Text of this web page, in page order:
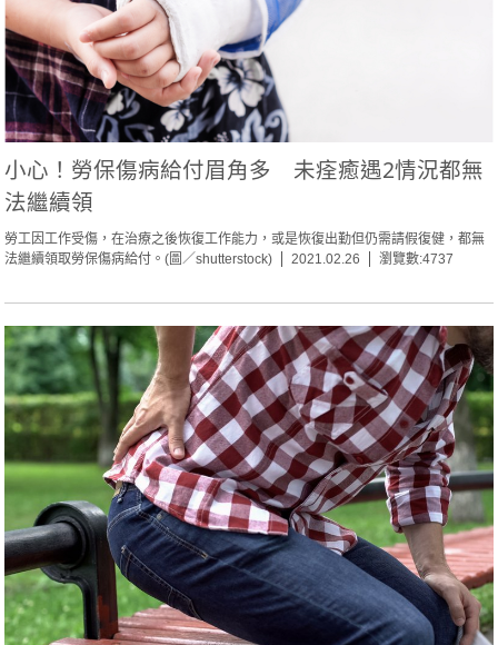
小心！勞保傷病給付眉角多 未痊癒遇2情況都無
法繼續領
勞工因工作受傷，在治療之後恢復工作能力，或是恢復出勤但仍需請假復健，都無
法繼續領取勞保傷病給付。(圖／shutterstock)
2021.02.26 瀏覽數:4737